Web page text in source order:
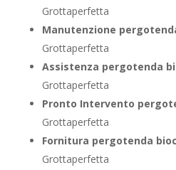
Grottaperfetta
Manutenzione
Grottaperfetta
Assistenza pergotenda
Grottaperfetta
Pronto Intervento
Grottaperfetta
Fornitura pergotenda
Grottaperfetta